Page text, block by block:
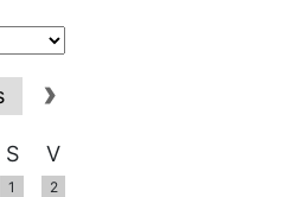
S V
1 2